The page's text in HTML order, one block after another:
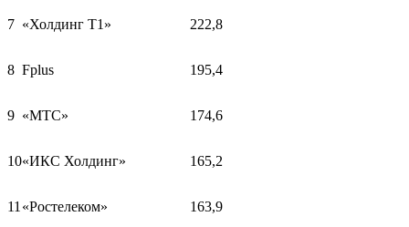
7 «Холдинг Т1» 222,8
8 Fplus 195,4
9 «МТС» 174,6
10«ИКС Холдинг» 165,2
11«Ростелеком» 163,9